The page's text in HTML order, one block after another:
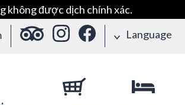
không được dịch chính xác.
Language